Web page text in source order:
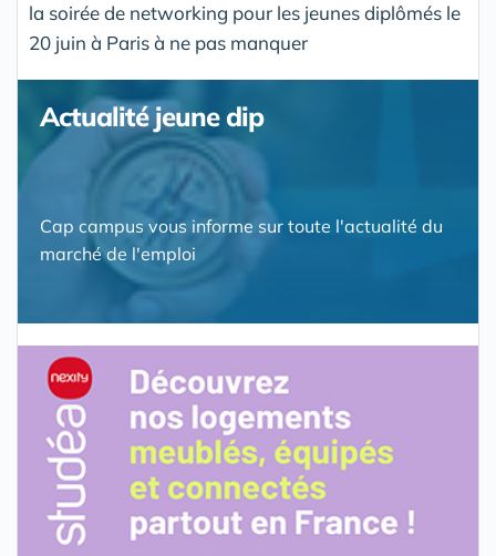
la soirée de networking pour les jeunes diplômés le
20 juin à Paris à ne pas manquer
Actualité jeune dip
Cap campus vous informe sur toute l'actualité du
marché de l'emploi